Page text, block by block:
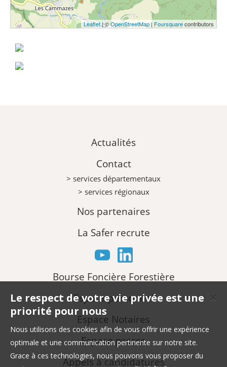
Leaflet| ©OpenStreetMap | Foursquarecontributors
Actualités
Contact
> services départementaux
> services régionaux
Nos partenaires
La Safer recrute
Bourse Foncière Forestière
Espace personnel
Espace Notaires
Espace presse
Appels à candidatures
✕
Le respect de votre vie privée est une
priorité pour nous
Nous utilisons des cookies afin de vous offrir une expérience
optimale et une communication pertinente sur notre site.
Grace à ces technologies, nous pouvons vous proposer du